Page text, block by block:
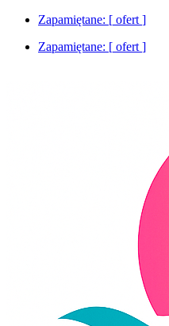
Zapamiętane: [ ofert ]
Zapamiętane: [ ofert ]